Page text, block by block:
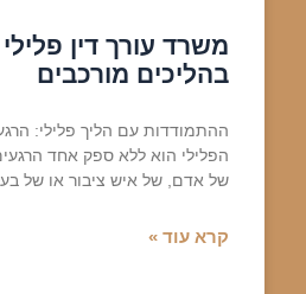
משרד עורך דין פלילי
בהליכים מורכבים
ההתמודדות עם הליך פלילי:
הפלילי הוא ללא ספק אחד
של אדם, של איש ציבור או של
קרא עוד »